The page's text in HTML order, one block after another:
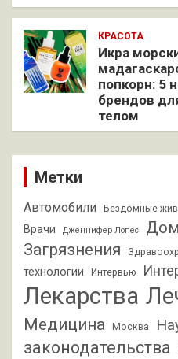
КРАСОТА
Икра
попкорн: 5
брендов
телом
Метки
Автомобили Бездомные
Врачи Дженнифер Лопес
Загрязнения
технологии
Интервью
Лекарства
Медицина Москва
законодательства